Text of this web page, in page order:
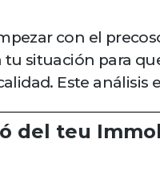
con el
tu situación para
Este
del teu